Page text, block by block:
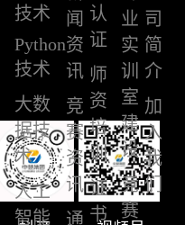
技术
Python
技术
大数
据技
术
人工
智能
闻
资
讯
竞
赛
资
讯
通
认
证
师
资
培
训
证
书
业
实
训
室
建
设
竞
赛
司
简
介
加
入
我
们